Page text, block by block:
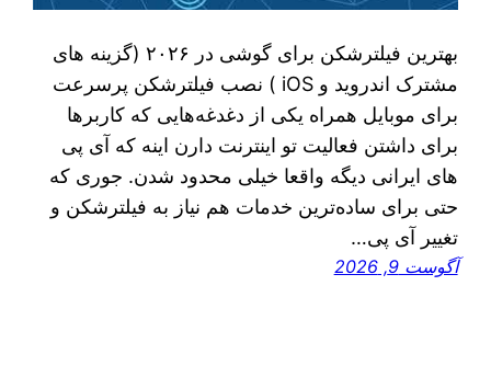
بهترین فیلترشکن برای گوشی در ۲۰۲۶ (گزینه های
مشترک اندروید و iOS ) نصب فیلترشکن پرسرعت
برای موبایل همراه یکی از دغدغه‌هایی که کاربرها
برای داشتن فعالیت تو اینترنت دارن اینه که آی پی
های ایرانی دیگه واقعا خیلی محدود شدن. جوری که
حتی برای ساده‌ترین خدمات هم نیاز به فیلترشکن و
تغییر آی پی…
آگوست 9, 2026